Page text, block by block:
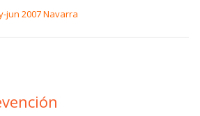
jun 2007 Navarra